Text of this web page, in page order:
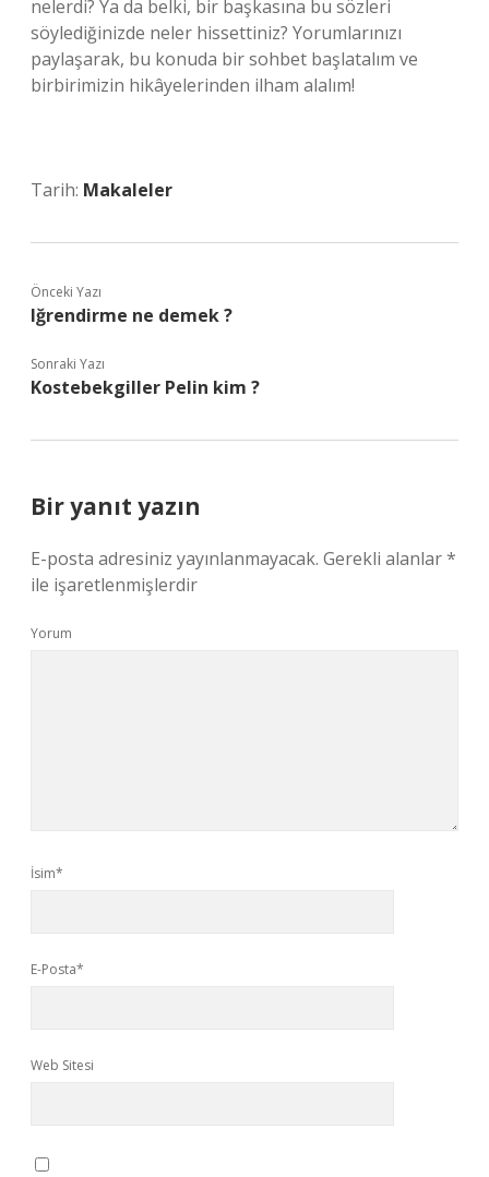
nelerdi? Ya da belki, bir başkasına bu sözleri
söylediğinizde neler hissettiniz? Yorumlarınızı
paylaşarak, bu konuda bir sohbet başlatalım ve
birbirimizin hikâyelerinden ilham alalım!
Tarih: Makaleler
Önceki Yazı
Iğrendirme ne demek ?
Sonraki Yazı
Kostebekgiller Pelin kim ?
Bir yanıt yazın
E-posta adresiniz yayınlanmayacak. Gerekli alanlar*
ile işaretlenmişlerdir
Yorum
İsim*
E-Posta*
Web Sitesi